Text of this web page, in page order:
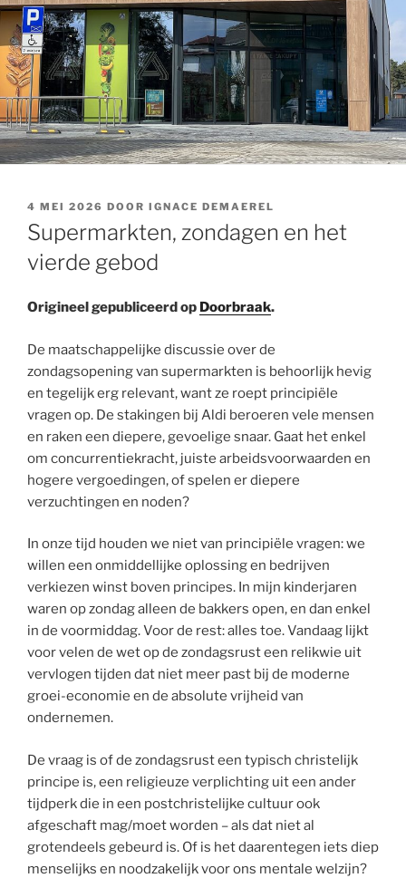
GEPLAATST
OP
4 MEI 2026 DOOR IGNACE DEMAEREL
Supermarkten, zondagen en het
vierde gebod
Origineel gepubliceerd op Doorbraak.
De maatschappelijke discussie over de
zondagsopening van supermarkten is behoorlijk hevig
en tegelijk erg relevant, want ze roept principiële
vragen op. De stakingen bij Aldi beroeren vele mensen
en raken een diepere, gevoelige snaar. Gaat het enkel
om concurrentiekracht, juiste arbeidsvoorwaarden en
hogere vergoedingen, of spelen er diepere
verzuchtingen en noden?
In onze tijd houden we niet van principiële vragen: we
willen een onmiddellijke oplossing en bedrijven
verkiezen winst boven principes. In mijn kinderjaren
waren op zondag alleen de bakkers open, en dan enkel
in de voormiddag. Voor de rest: alles toe. Vandaag lijkt
voor velen de wet op de zondagsrust een relikwie uit
vervlogen tijden dat niet meer past bij de moderne
groei-economie en de absolute vrijheid van
ondernemen.
De vraag is of de zondagsrust een typisch christelijk
principe is, een religieuze verplichting uit een ander
tijdperk die in een postchristelijke cultuur ook
afgeschaft mag/moet worden – als dat niet al
grotendeels gebeurd is. Of is het daarentegen iets diep
menselijks en noodzakelijk voor ons mentale welzijn?